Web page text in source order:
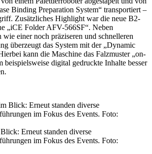
Binding Preparation System“ transportiert –
Zusätzliches Highlight war die neue B2-
„iCE Folder AFV-566SF“. Neben
einer noch präziseren und schnelleren
überzeugt das System mit der „Dynamic
kann die Maschine das Falzmuster „on-
beispielsweise digital gedruckte Inhalte besser
Erneut standen diverse
im Fokus des Events. Foto: